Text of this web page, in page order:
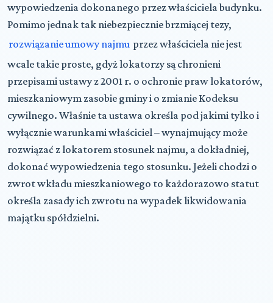
wypowiedzenia dokonanego przez właściciela budynku.
Pomimo jednak tak niebezpiecznie brzmiącej tezy,
rozwiązanie umowy najmu przez właściciela nie jest
wcale takie proste, gdyż lokatorzy są chronieni
przepisami ustawy z 2001 r. o ochronie praw lokatorów,
mieszkaniowym zasobie gminy i o zmianie Kodeksu
cywilnego. Właśnie ta ustawa określa pod jakimi tylko i
wyłącznie warunkami właściciel – wynajmujący może
rozwiązać z lokatorem stosunek najmu, a dokładniej,
dokonać wypowiedzenia tego stosunku. Jeżeli chodzi o
zwrot wkładu mieszkaniowego to każdorazowo statut
określa zasady ich zwrotu na wypadek likwidowania
majątku spółdzielni.